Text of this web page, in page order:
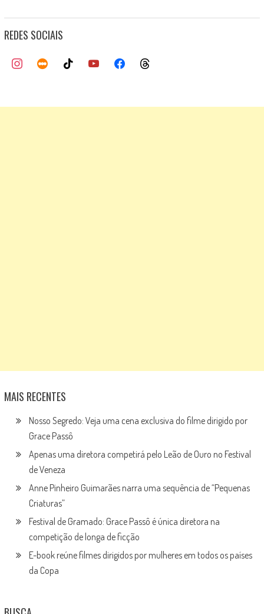
REDES SOCIAIS
MAIS RECENTES
Nosso Segredo: Veja uma cena exclusiva do filme dirigido por
Grace Passô
Apenas uma diretora competirá pelo Leão de Ouro no Festival
de Veneza
Anne Pinheiro Guimarães narra uma sequência de “Pequenas
Criaturas”
Festival de Gramado: Grace Passô é única diretora na
competição de longa de ficção
E-book reúne filmes dirigidos por mulheres em todos os países
da Copa